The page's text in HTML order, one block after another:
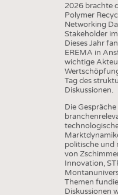
2026 brachte
Polymer
Networking
Stakeholder
Dieses Jahr
EREMA in
wichtige
Tag des
Diskussionen.
Die
politische und
von
Innovation,
Themen
Diskussionen